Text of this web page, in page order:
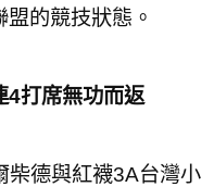
的競技狀態。
打席無功而返
柴德與紅襪3A台灣小